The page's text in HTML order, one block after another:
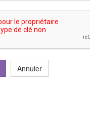
Annuler